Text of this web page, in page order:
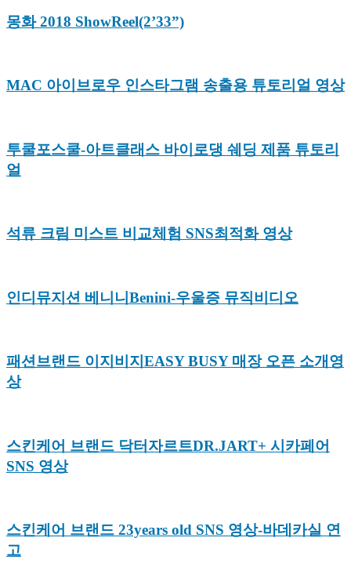
몽화 2018 ShowReel(2’33”)
MAC 아이브로우 인스타그램 송출용 튜토리얼 영상
투쿨포스쿨-아트클래스 바이로댕 쉐딩 제품 튜토리
얼
석류 크림 미스트 비교체험 SNS최적화 영상
인디뮤지션 베니니Benini-우울증 뮤직비디오
패션브랜드 이지비지EASY BUSY 매장 오픈 소개영
상
스킨케어 브랜드 닥터자르트DR.JART+ 시카페어
SNS 영상
스킨케어 브랜드 23years old SNS 영상-바데카실 연
고